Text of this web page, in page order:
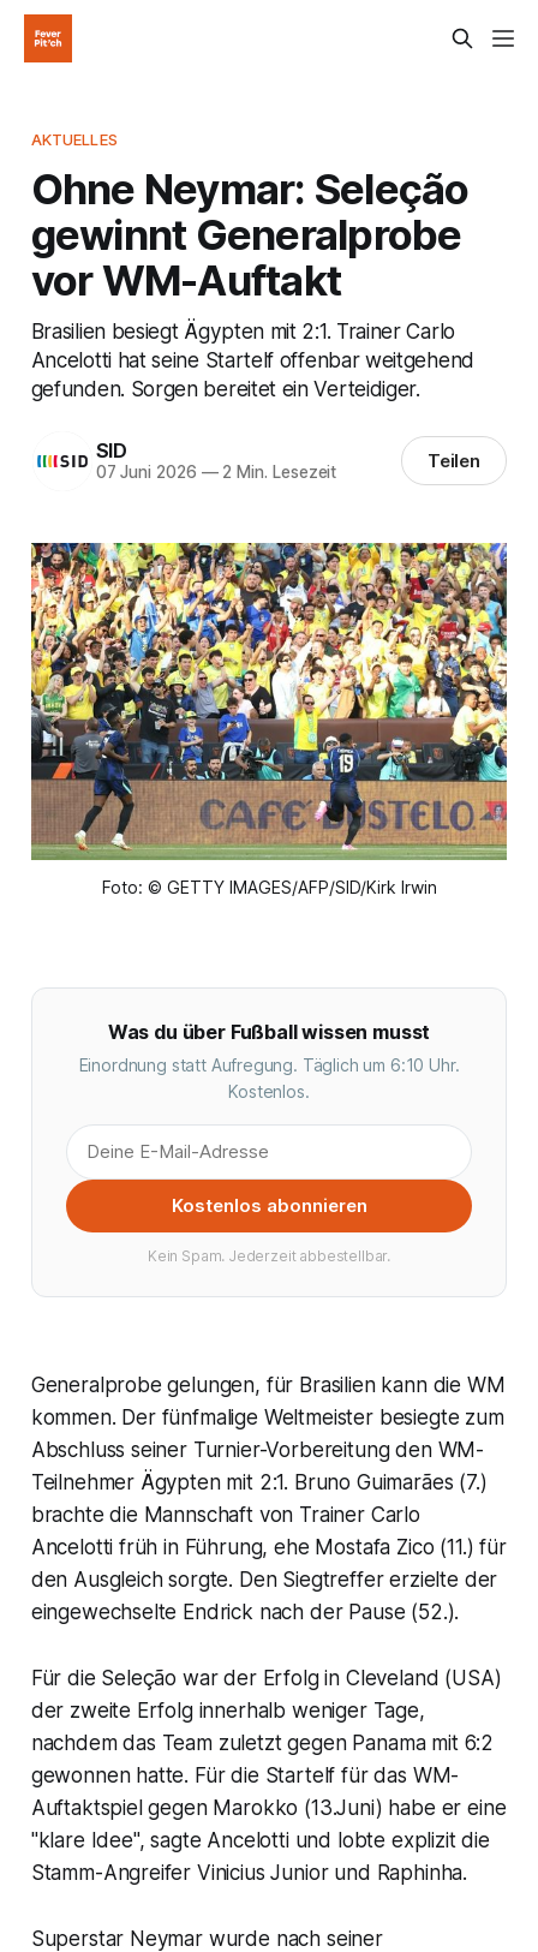
AKTUELLES
Ohne Neymar: Seleção
gewinnt Generalprobe
vor WM-Auftakt
Brasilien besiegt Ägypten mit 2:1. Trainer Carlo
Ancelotti hat seine Startelf offenbar weitgehend
gefunden. Sorgen bereitet ein Verteidiger.
SID
07 Juni 2026 —2 Min. Lesezeit Teilen
Foto: © GETTY IMAGES/AFP/SID/Kirk Irwin
Was du über Fußball wissen musst
Einordnung statt Aufregung. Täglich um 6:10 Uhr.
Kostenlos.
Kostenlos abonnieren
Kein Spam. Jederzeit abbestellbar.
Generalprobe gelungen, für Brasilien kann die WM
kommen. Der fünfmalige Weltmeister besiegte zum
Abschluss seiner Turnier-Vorbereitung den WM-
Teilnehmer Ägypten mit 2:1. Bruno Guimarães (7.)
brachte die Mannschaft von Trainer Carlo
Ancelotti früh in Führung, ehe Mostafa Zico (11.) für
den Ausgleich sorgte. Den Siegtreffer erzielte der
eingewechselte Endrick nach der Pause (52.).
Für die Seleção war der Erfolg in Cleveland (USA)
der zweite Erfolg innerhalb weniger Tage,
nachdem das Team zuletzt gegen Panama mit 6:2
gewonnen hatte. Für die Startelf für das WM-
Auftaktspiel gegen Marokko (13.Juni) habe er eine
"klare Idee", sagte Ancelotti und lobte explizit die
Stamm-Angreifer Vinicius Junior und Raphinha.
Superstar Neymar wurde nach seiner